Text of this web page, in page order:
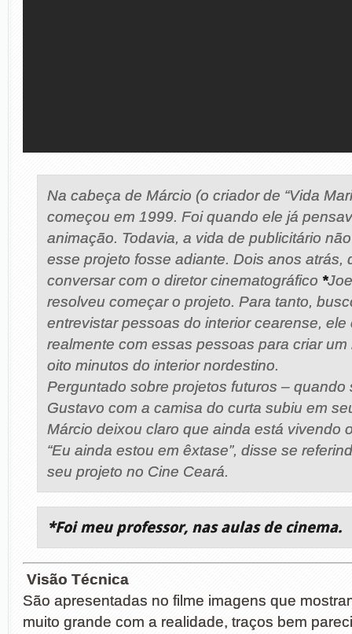
Na cabeça de Márcio (o criador de “Vida
começou em 1999. Foi quando ele já
animação. Todavia, a vida de publicitário
esse projeto fosse adiante. Dois anos atrás,
conversar com o diretor cinematográfico *
resolveu começar o projeto. Para tanto,
entrevistar pessoas do interior cearense, ele
realmente com essas pessoas para criar
oito minutos do interior nordestino.
Perguntado sobre projetos futuros – quando
Gustavo com a camisa do curta subiu em
Márcio deixou claro que ainda está vivendo o
“Eu ainda estou em êxtase”, disse se
seu projeto no Cine Ceará.
*Foi meu professor, nas aulas de cinema.
Visão Técnica
São apresentadas no filme imagens que
muito grande com a realidade, traços bem